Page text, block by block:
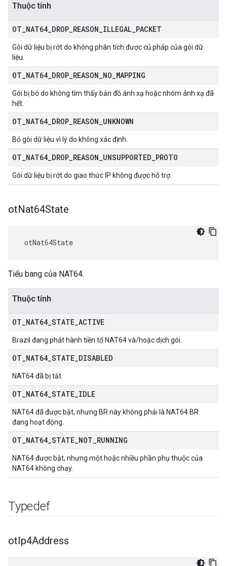
Thuộc tính
OT NAT64 DROP REASON ILLEGAL PACKET
Gói dữ liệu bị rớt do không phân tích được cú pháp của gói dữ
liệu.
OT NAT64 DROP REASON NO MAPPING
Gói bị bỏ do không tìm thấy bản đồ ánh xạ hoặc nhóm ánh xạ đã
hết.
OT NAT64 DROP REASON UNKNOWN
Bỏ gói dữ liệu vì lý do không xác định.
OT NAT64 DROP REASON UNSUPPORTED PROTO
Gói dữ liệu bị rớt do giao thức IP không được hỗ trợ.
otNat64State
otNat64State
Tiểu bang của NAT64.
Thuộc tính
OT NAT64 STATE ACTIVE
Brazil đang phát hành tiền tố NAT64 và/hoặc dịch gói.
OT NAT64 STATE DISABLED
NAT64 đã bị tắt.
OT NAT64 STATE IDLE
NAT64 đã được bật, nhưng BR này không phải là NAT64 BR
đang hoạt động.
OT NAT64 STATE NOT RUNNING
NAT64 được bật, nhưng một hoặc nhiều phần phụ thuộc của
NAT64 không chạy.
Typedef
otIp4Address